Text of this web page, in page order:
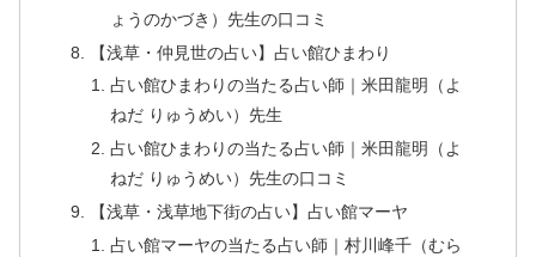
ょうのかづき）先生の口コミ
【浅草・仲見世の占い】占い館ひまわり
占い館ひまわりの当たる占い師｜米田龍明（よ
ねだ りゅうめい）先生
占い館ひまわりの当たる占い師｜米田龍明（よ
ねだ りゅうめい）先生の口コミ
【浅草・浅草地下街の占い】占い館マーヤ
占い館マーヤの当たる占い師｜村川峰千（むら